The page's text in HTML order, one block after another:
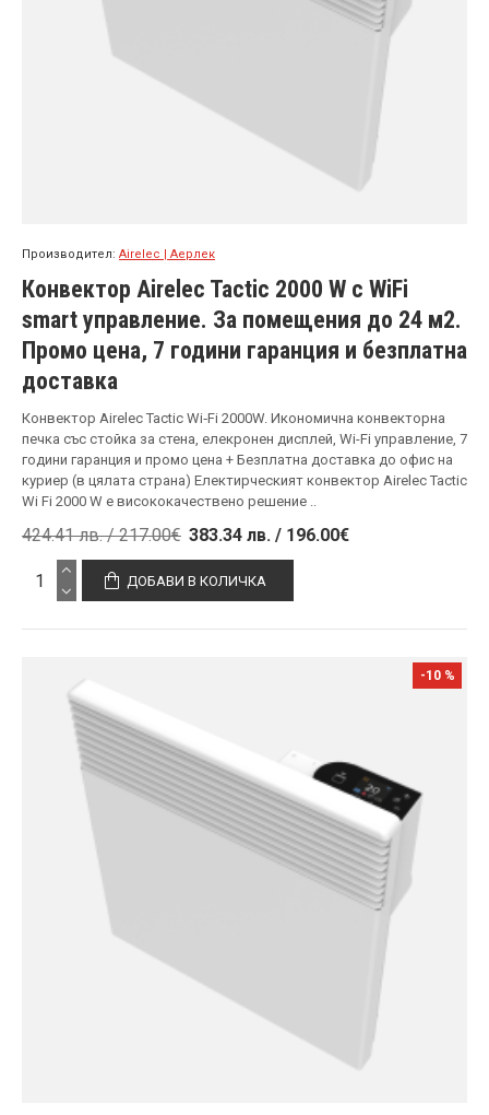
Производител: Airelec | Аерлек
Конвектор Airelec Tactic 2000 W с WiFi
smart управление. За помещения до 24 м2.
Промо цена, 7 години гаранция и безплатна
доставка
Конвектор Airelec Tactic Wi‑Fi 2000W. Икономична конвекторна
печка със стойка за стена, елекронен дисплей, Wi-Fi управление, 7
години гаранция и промо цена + Безплатна доставка до офис на
куриер (в цялата страна) Електирческият конвектор Airelec Tactic
Wi Fi 2000 W е висококачествено решение ..
383.34 лв. / 196.00€
424.41 лв. / 217.00€
ДОБАВИ В КОЛИЧКА
-10 %